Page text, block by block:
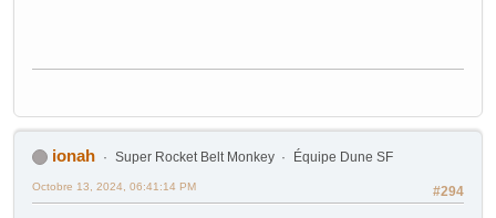
ionah Super Rocket Belt Monkey Équipe Dune SF
#294
Octobre 13, 2024, 06:41:14 PM